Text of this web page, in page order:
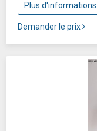
Plus d'informations
Demander le prix